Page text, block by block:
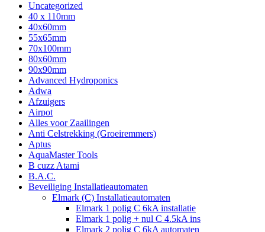
Uncategorized
40 x 110mm
40x60mm
55x65mm
70x100mm
80x60mm
90x90mm
Advanced Hydroponics
Adwa
Afzuigers
Airpot
Alles voor Zaailingen
Anti Celstrekking (Groeiremmers)
Aptus
AquaMaster Tools
B cuzz Atami
B.A.C.
Beveiliging Installatieautomaten
Elmark (C) Installatieautomaten
Elmark 1 polig C 6kA installatie
Elmark 1 polig + nul C 4.5kA ins
Elmark 2 polig C 6kA automaten